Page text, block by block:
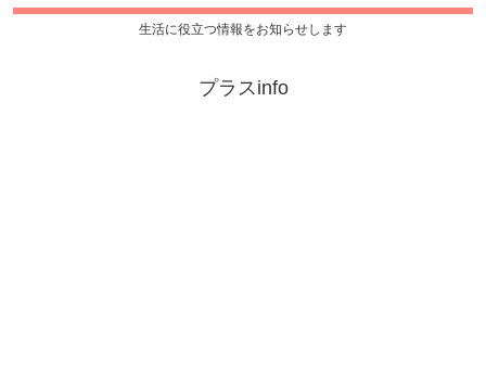
生活に役立つ情報をお知らせします
プラスinfo